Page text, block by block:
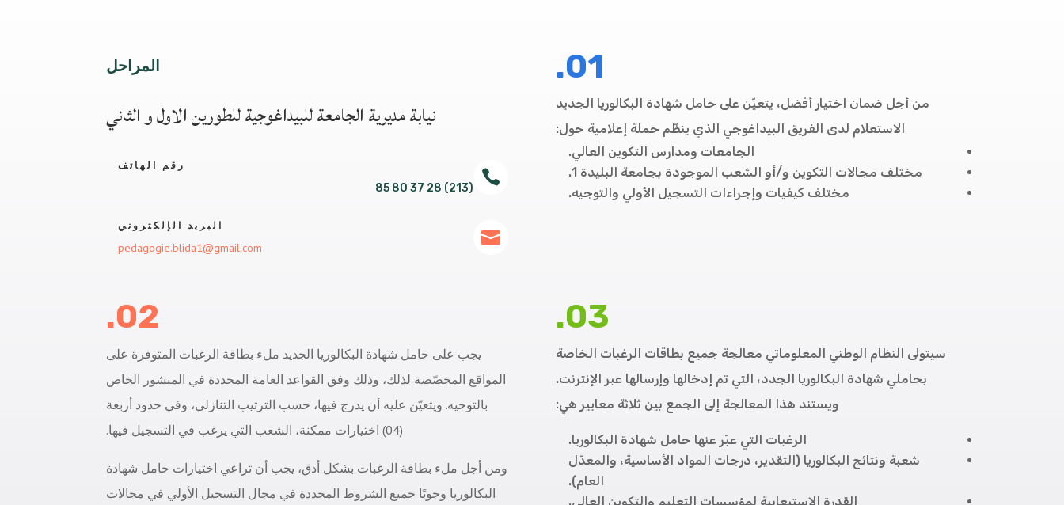
المراحل
نيابة مديرية الجامعة للبيداغوجية للطورين الاول و الثاني

رقم الهاتف
(213) 28 37 80 85

البريد الإلكتروني
pedagogie.blida1@gmail.com
01.
من أجل ضمان اختيار أفضل، يتعيّن على حامل شهادة البكالوريا الجديد
الاستعلام لدى الفريق البيداغوجي الذي ينظّم حملة إعلامية حول:
الجامعات ومدارس التكوين العالي.
مختلف مجالات التكوين و/أو الشعب الموجودة بجامعة البليدة 1.
مختلف كيفيات وإجراءات التسجيل الأولي والتوجيه.
02.
يجب على حامل شهادة البكالوريا الجديد ملء بطاقة الرغبات المتوفرة على
المواقع المخصّصة لذلك، وذلك وفق القواعد العامة المحددة في المنشور الخاص
بالتوجيه. ويتعيّن عليه أن يدرج فيها، حسب الترتيب التنازلي، وفي حدود أربعة
(04) اختيارات ممكنة، الشعب التي يرغب في التسجيل فيها.
ومن أجل ملء بطاقة الرغبات بشكل أدق، يجب أن تراعي اختيارات حامل شهادة
البكالوريا وجوبًا جميع الشروط المحددة في مجال التسجيل الأولي في مجالات
03.
سيتولى النظام الوطني المعلوماتي معالجة جميع بطاقات الرغبات الخاصة
بحاملي شهادة البكالوريا الجدد، التي تم إدخالها وإرسالها عبر الإنترنت.
ويستند هذا المعالجة إلى الجمع بين ثلاثة معايير هي:
الرغبات التي عبّر عنها حامل شهادة البكالوريا.
شعبة ونتائج البكالوريا (التقدير، درجات المواد الأساسية، والمعدّل
العام).
القدرة الاستيعابية لمؤسسات التعليم والتكوين العالي.